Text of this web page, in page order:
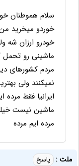
سلام هموطنان
خوردو میخرید
خودرو ارزان شه
ماشینی رو تحمل
مردم کشورهای
نمیکنند ولی
ایرانیا فقط
ماشین نیست
مرده ایم مرده
ملت : پاسخ